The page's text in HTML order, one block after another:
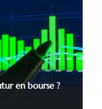
en bourse ?